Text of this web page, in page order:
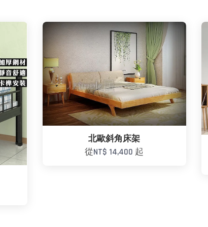
北歐斜角床架
從NT$ 14,400起